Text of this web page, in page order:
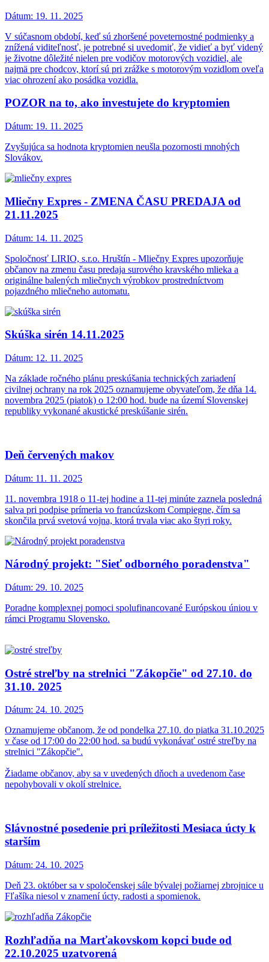
Dátum: 19. 11. 2025
V súčasnom období, keď sú zhoršené poveternostné podmienky a
znížená viditeľnosť, je potrebné si uvedomiť, že vidieť a byť videný
je životne dôležité nielen pre vodičov motorových vozidiel, ale
najmä pre chodcov, ktorí sú pri zrážke s motorovým vozidlom oveľa
viac ohrození ako posádka vozidla.
POZOR na to, ako investujete do kryptomien
Dátum: 19. 11. 2025
Zvyšujúca sa hodnota kryptomien neušla pozornosti mnohých
Slovákov.
Mliečny Expres - ZMENA ČASU PREDAJA od
21.11.2025
Dátum: 14. 11. 2025
Spoločnosť LIRIO, s.r.o. Hruštín - Mliečny Expres upozorňuje
občanov na zmenu času predaja surového kravského mlieka a
originálne balených mliečnych výrobkov prostredníctvom
pojazdného mliečneho automatu.
Skúška sirén 14.11.2025
Dátum: 12. 11. 2025
Na základe ročného plánu preskúšania technických zariadení
civilnej ochrany na rok 2025 oznamujeme obyvateľom, že dňa 14.
novembra 2025 (piatok) o 12:00 hod. bude na území Slovenskej
republiky vykonané akustické preskúšanie sirén.
Deň červených makov
Dátum: 11. 11. 2025
11. novembra 1918 o 11-tej hodine a 11-tej minúte zaznela posledná
salva pri podpise prímeria vo francúzskom Compiegne, čím sa
skončila prvá svetová vojna, ktorá trvala viac ako štyri roky.
Národný projekt: "Sieť odborného poradenstva"
Dátum: 29. 10. 2025
Poradne komplexnej pomoci spolufinancované Európskou úniou v
rámci Programu Slovensko.
Ostré streľby na strelnici "Zákopčie" od 27.10. do
31.10. 2025
Dátum: 24. 10. 2025
Oznamujeme občanom, že od pondelka 27.10. do piatka 31.10.2025
v čase od 17:00 do 22:00 hod. sa budú vykonávať ostré streľby na
strelnici "Zákopčie".
Žiadame občanov, aby sa v uvedených dňoch a uvedenom čase
nepohybovali v okolí strelnice.
Slávnostné posedenie pri príležitosti Mesiaca úcty k
starším
Dátum: 24. 10. 2025
Deň 23. október sa v spoločenskej sále bývalej požiarnej zbrojnice u
Fľašíka niesol v znamení úcty, radosti a spomienok.
Rozhľadňa na Marťakovskom kopci bude od
22.10.2025 uzatvorená